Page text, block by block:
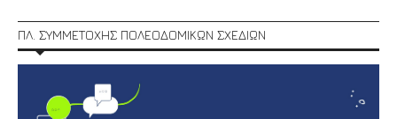
ΠΛ. ΣΥΜΜΕΤΟΧΗΣ ΠΟΛΕΟΔΟΜΙΚΩΝ ΣΧΕΔΙΩΝ